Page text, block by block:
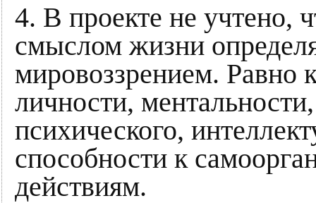
4. В проекте не учтено,
смыслом жизни
мировоззрением. Равно
личности,
психического,
способности к
действиям.